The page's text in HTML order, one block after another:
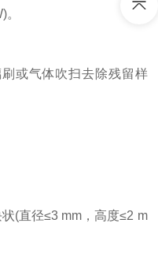
或气体吹扫去除残留样
(直径≤3 mm，高度≤2 m